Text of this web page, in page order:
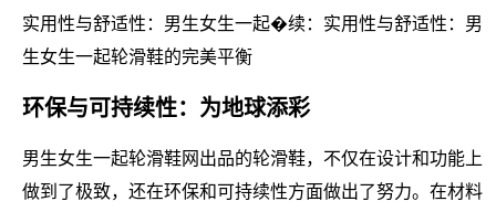
实用性与舒适性：男生女生一起�续：实用性与舒适性：男
生女生一起轮滑鞋的完美平衡
环保与可持续性：为地球添彩
男生女生一起轮滑鞋网出品的轮滑鞋，不仅在设计和功能上
做到了极致，还在环保和可持续性方面做出了努力。在材料